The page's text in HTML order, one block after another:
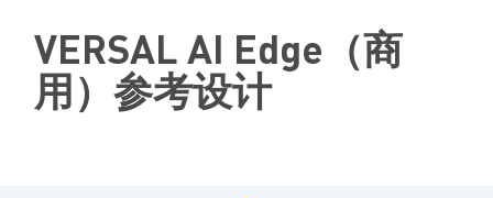
VERSAL AI Edge（商
用）参考设计